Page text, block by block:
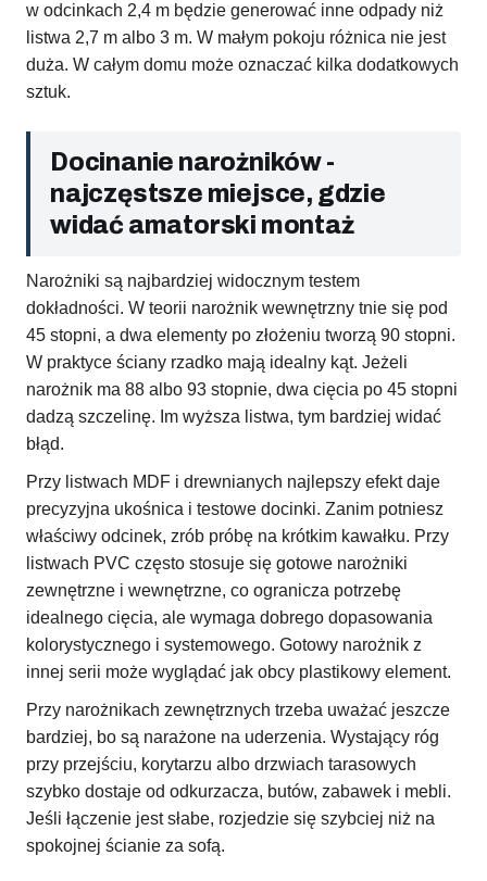
w odcinkach 2,4 m będzie generować inne odpady niż
listwa 2,7 m albo 3 m. W małym pokoju różnica nie jest
duża. W całym domu może oznaczać kilka dodatkowych
sztuk.
Docinanie narożników -
najczęstsze miejsce, gdzie
widać amatorski montaż
Narożniki są najbardziej widocznym testem
dokładności. W teorii narożnik wewnętrzny tnie się pod
45 stopni, a dwa elementy po złożeniu tworzą 90 stopni.
W praktyce ściany rzadko mają idealny kąt. Jeżeli
narożnik ma 88 albo 93 stopnie, dwa cięcia po 45 stopni
dadzą szczelinę. Im wyższa listwa, tym bardziej widać
błąd.
Przy listwach MDF i drewnianych najlepszy efekt daje
precyzyjna ukośnica i testowe docinki. Zanim potniesz
właściwy odcinek, zrób próbę na krótkim kawałku. Przy
listwach PVC często stosuje się gotowe narożniki
zewnętrzne i wewnętrzne, co ogranicza potrzebę
idealnego cięcia, ale wymaga dobrego dopasowania
kolorystycznego i systemowego. Gotowy narożnik z
innej serii może wyglądać jak obcy plastikowy element.
Przy narożnikach zewnętrznych trzeba uważać jeszcze
bardziej, bo są narażone na uderzenia. Wystający róg
przy przejściu, korytarzu albo drzwiach tarasowych
szybko dostaje od odkurzacza, butów, zabawek i mebli.
Jeśli łączenie jest słabe, rozjedzie się szybciej niż na
spokojnej ścianie za sofą.